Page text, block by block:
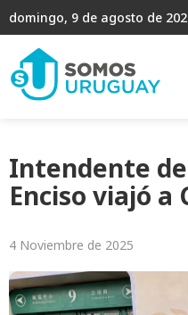
domingo, 9 de agosto de
Intendente
Enciso viajó a
4 Noviembre de 2025